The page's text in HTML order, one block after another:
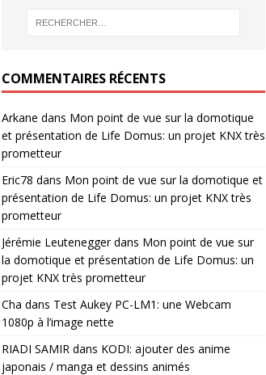
COMMENTAIRES RÉCENTS
Arkane dans Mon point de vue sur la domotique
et présentation de Life Domus: un projet KNX très
prometteur
Eric78 dans Mon point de vue sur la domotique et
présentation de Life Domus: un projet KNX très
prometteur
Jérémie Leuteneggerdans Mon point de vue sur
la domotique et présentation de Life Domus: un
projet KNX très prometteur
Cha dans Test Aukey PC-LM1: une Webcam
1080p à l’image nette
RIADI SAMIR dans KODI: ajouter des anime
japonais / manga et dessins animés